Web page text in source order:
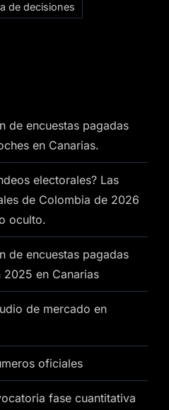
de decisiones
de encuestas pagadas
en Canarias.
electorales? Las
de Colombia de 2026
oculto.
de encuestas pagadas
en Canarias
de mercado en
oficiales
fase cuantitativa